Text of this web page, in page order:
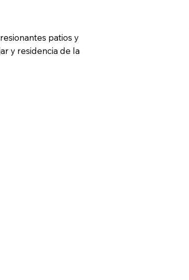
patios y
y residencia de la